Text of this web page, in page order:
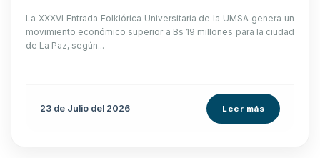
La XXXVI Entrada Folklórica Universitaria de la UMSA genera un
movimiento económico superior a Bs 19 millones para la ciudad
de La Paz, según...
23 de Julio del 2026 Leer más